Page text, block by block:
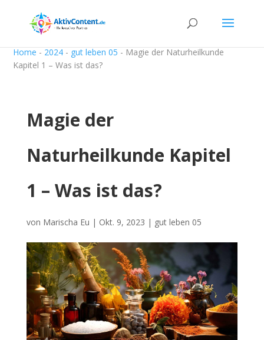
Home - 2024 - gut leben 05 - Magie der Naturheilkunde
Kapitel 1 – Was ist das?
Magie der
Naturheilkunde Kapitel
1 – Was ist das?
von Marischa Eu | Okt. 9, 2023 | gut leben 05